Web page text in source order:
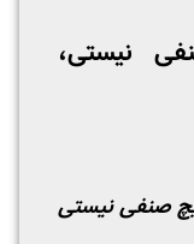
نیستی،
صنفی نیستی